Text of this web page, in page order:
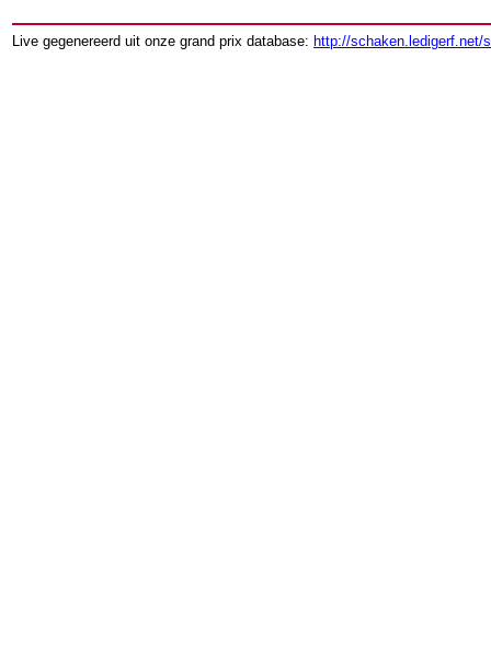
Live gegenereerd uit onze grand prix database: http://schaken.ledigerf.net/